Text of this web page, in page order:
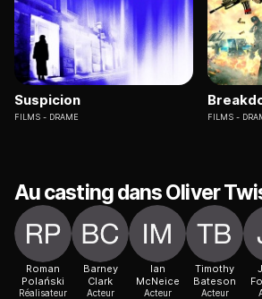
Suspicion
FILMS DRAME FILMS
Au casting dans Oliver
Roman
Polański
Réalisateur
Barney
Clark
Acteur
Ian
McNeice
Acteur
Timothy
Bateson
Acteur